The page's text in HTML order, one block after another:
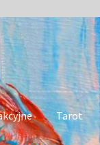
Tarot